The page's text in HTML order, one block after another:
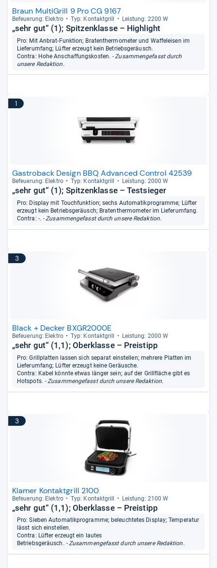
Braun MultiGrill 9 Pro CG 9167
Befeue­rung: Elek­tro Typ: Kon­takt­grill Leis­tung: 2200 W
„sehr gut“ (1); Spitzenklasse – Highlight
Pro: Mit Anbrat-Funktion; Bratenthermometer und Waffeleisen im
Lieferumfang; Lüfter erzeugt kein Betriebsgeräusch.
Contra: Hohe Anschaffungskosten. - Zusammengefasst durch
unsere Redaktion.
1
Gastroback Design BBQ Advanced Control 42539
Befeue­rung: Elek­tro Typ: Kon­takt­grill Leis­tung: 2000 W
„sehr gut“ (1); Spitzenklasse – Testsieger
Pro: Display mit Touchfunktion; sechs Automatikprogramme; Lüfter
erzeugt kein Betriebsgeräusch; Bratenthermometer im Lieferumfang.
Contra: -. - Zusammengefasst durch unsere Redaktion.
3
Black + Decker BXGR2000E
Befeue­rung: Elek­tro Typ: Kon­takt­grill Leis­tung: 2000 W
„sehr gut“ (1,1); Oberklasse – Preistipp
Pro: Grillplatten lassen sich separat einstellen; mehrere Platten im
Lieferumfang; Lüfter erzeugt keine Geräusche.
Contra: Kabel könnte etwas länger sein; auf der Grillfläche gibt es
Hotspots. - Zusammengefasst durch unsere Redaktion.
3
Klamer Kontaktgrill 2100
Befeue­rung: Elek­tro Typ: Kon­takt­grill Leis­tung: 2100 W
„sehr gut“ (1,1); Oberklasse – Preistipp
Pro: Sieben Automatikprogramme; beleuchtetes Display; Temperatur
lässt sich einstellen.
Contra: Lüfter erzeugt ein lautes
Betriebsgeräusch. - Zusammengefasst durch unsere Redaktion.